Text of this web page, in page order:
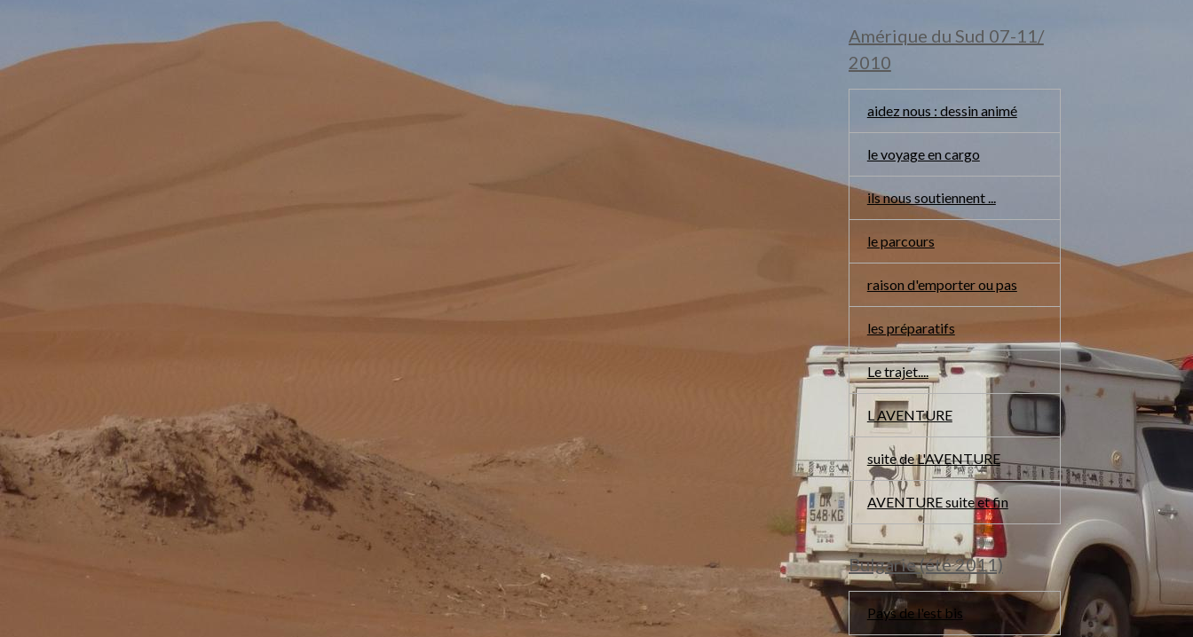
Amérique du Sud 07-11/
2010
aidez nous : dessin animé
le voyage en cargo
ils nous soutiennent ...
le parcours
raison d'emporter ou pas
les préparatifs
Le trajet....
L AVENTURE
suite de L'AVENTURE
AVENTURE suite et fin
Bulgarie (été 2011)
Pays de l'est bis